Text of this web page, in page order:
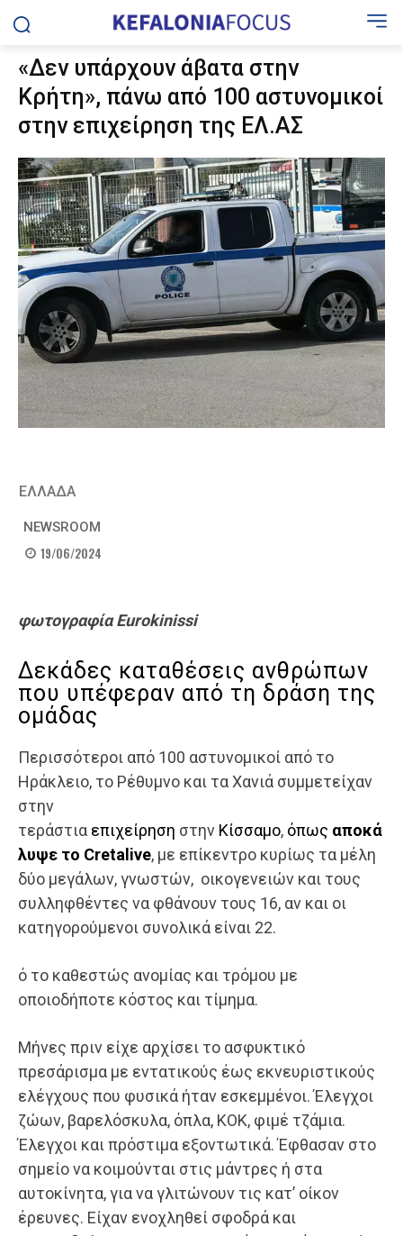
«Δεν υπάρχουν άβατα στην
Κρήτη», πάνω από 100 αστυνομικοί
στην επιχείρηση της ΕΛ.ΑΣ
ΕΛΛΑΔΑ
NEWSROOM
19/06/2024
φωτογραφία Eurokinissi
Δεκάδες καταθέσεις ανθρώπων
που υπέφεραν από τη δράση της
ομάδας
Περισσότεροι από 100 αστυνομικοί από το
Ηράκλειο, το Ρέθυμνο και τα Χανιά συμμετείχαν
στην
τεράστια επιχείρηση στην Κίσσαμο, όπως αποκά
λυψε το Cretalive, με επίκεντρο κυρίως τα μέλη
δύο μεγάλων, γνωστών, οικογενειών και τους
συλληφθέντες να φθάνουν τους 16, αν και οι
κατηγορούμενοι συνολικά είναι 22.
ό το καθεστώς ανομίας και τρόμου με
οποιοδήποτε κόστος και τίμημα.
Μήνες πριν είχε αρχίσει το ασφυκτικό
πρεσάρισμα με εντατικούς έως εκνευριστικούς
ελέγχους που φυσικά ήταν εσκεμμένοι. Έλεγχοι
ζώων, βαρελόσκυλα, όπλα, ΚΟΚ, φιμέ τζάμια.
Έλεγχοι και πρόστιμα εξοντωτικά. Έφθασαν στο
σημείο να κοιμούνται στις μάντρες ή στα
αυτοκίνητα, για να γλιτώνουν τις κατ’ οίκον
έρευνες. Είχαν ενοχληθεί σφοδρά και